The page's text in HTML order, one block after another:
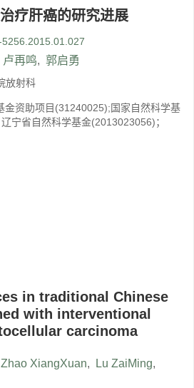
疗肝癌的研究进展
卢再鸣, 郭启勇
放射科
金资助项目(31240025);国家自然科学基
宁省自然科学基金(2013023056)；
in traditional Chinese
with interventional
carcinoma
Zhao XiangXuan, Lu ZaiMing,